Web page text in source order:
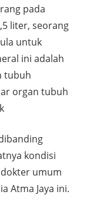
pada
liter, seorang
untuk
ini adalah
tubuh
organ tubuh
kondisi
umum
Atma Jaya ini.